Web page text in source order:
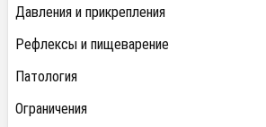
Давления и прикрепления
Рефлексы и пищеварение
Патология
Ограничения